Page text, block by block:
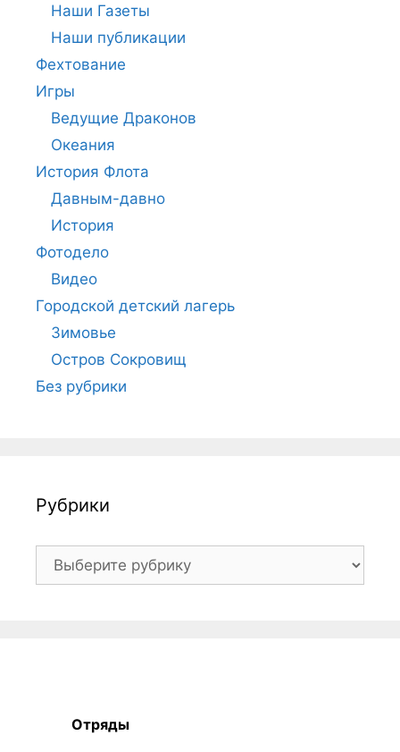
Наши Газеты
Наши публикации
Фехтование
Игры
Ведущие Драконов
Океания
История Флота
Давным-давно
История
Фотодело
Видео
Городской детский лагерь
Зимовье
Остров Сокровищ
Без рубрики
Рубрики
Рубрики
Отряды